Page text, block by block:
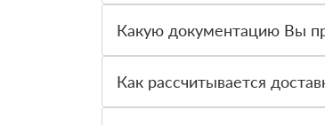
вправе от него отказаться.
Какую документацию Вы
Как рассчитывается